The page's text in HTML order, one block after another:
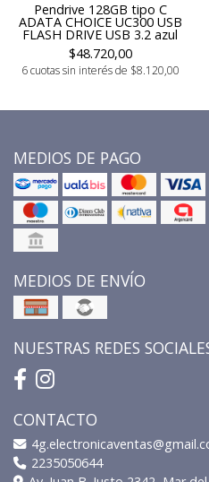
Pendrive 128GB tipo C
ADATA CHOICE UC300 USB
FLASH DRIVE USB 3.2 azul
$48.720,00
6 cuotas sin interés de $8.120,00
MEDIOS DE PAGO
MEDIOS DE ENVÍO
NUESTRAS REDES
CONTACTO
2235050644